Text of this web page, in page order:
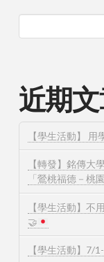
近期
【學生活動】
【轉發】銘傳大
「鶯桃福德－桃
【學生活動】不
🤝
【學生活動】7/